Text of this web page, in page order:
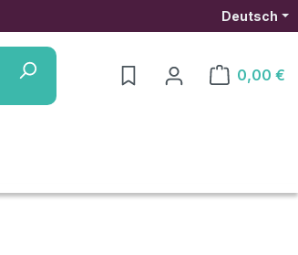
Deutsch
0,00 €
Warenkorb